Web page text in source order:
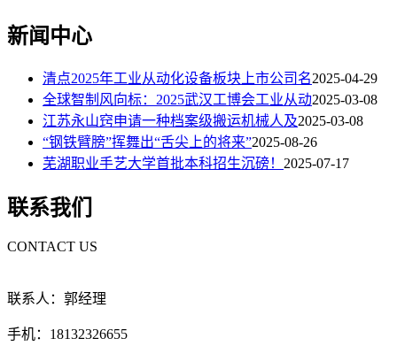
新闻中心
清点2025年工业从动化设备板块上市公司名2025-04-29
全球智制风向标：2025武汉工博会工业从动2025-03-08
江苏永山窍申请一种档案级搬运机械人及2025-03-08
“钢铁臂膀”挥舞出“舌尖上的将来”2025-08-26
芜湖职业手艺大学首批本科招生沉磅！ 2025-07-17
联系我们
CONTACT US
联系人：郭经理
手机：18132326655